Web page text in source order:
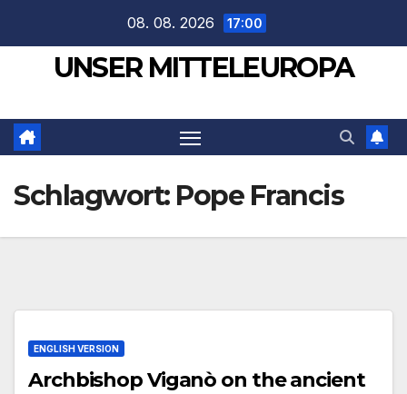
springen
08. 08. 2026 17:00
UNSER MITTELEUROPA
Schlagwort: Pope Francis
ENGLISH VERSION
Archbishop Viganò on the ancient